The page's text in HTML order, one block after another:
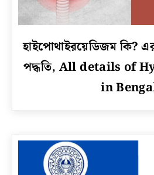
link
হাইপোথাইরয়েডিজম
চিকিৎসা
হাইপোথাইরয়েডিজম কি?
পদ্ধতি, All details of
in